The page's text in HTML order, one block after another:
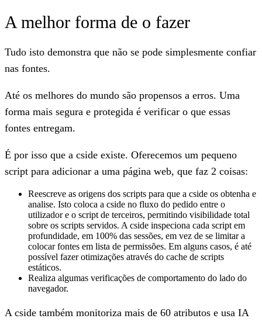
A melhor forma de o fazer
Tudo isto demonstra que não se pode simplesmente confiar
nas fontes.
Até os melhores do mundo são propensos a erros. Uma
forma mais segura e protegida é verificar o que essas
fontes entregam.
É por isso que a cside existe. Oferecemos um pequeno
script para adicionar a uma página web, que faz 2 coisas:
Reescreve as origens dos scripts para que a cside os obtenha e
analise. Isto coloca a cside no fluxo do pedido entre o
utilizador e o script de terceiros, permitindo visibilidade total
sobre os scripts servidos. A cside inspeciona cada script em
profundidade, em 100% das sessões, em vez de se limitar a
colocar fontes em lista de permissões. Em alguns casos, é até
possível fazer otimizações através do cache de scripts
estáticos.
Realiza algumas verificações de comportamento do lado do
navegador.
A cside também monitoriza mais de 60 atributos e usa IA